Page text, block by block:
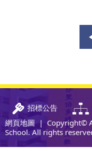
招標公告
網頁地圖 | Copyright©
School. All rights